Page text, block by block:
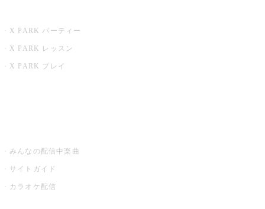
X PARK パーティー
X PARK レッスン
X PARK プレイ
みんなの配信中楽曲
サイトガイド
カラオケ配信